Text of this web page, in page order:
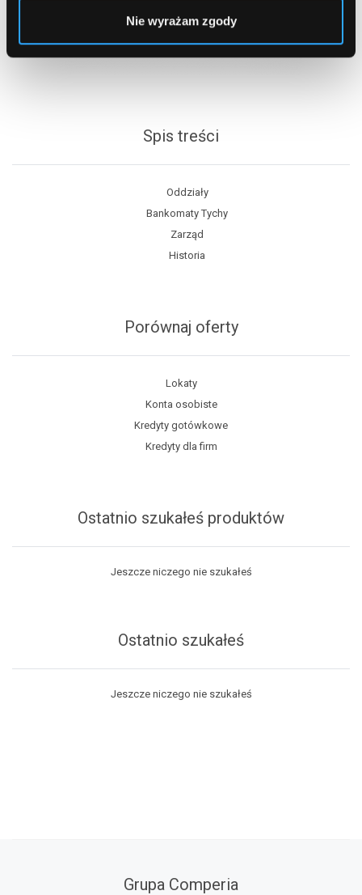
Nie wyrażam zgody
Spis treści
Oddziały
Bankomaty Tychy
Zarząd
Historia
Porównaj oferty
Lokaty
Konta osobiste
Kredyty gotówkowe
Kredyty dla firm
Ostatnio szukałeś produktów
Jeszcze niczego nie szukałeś
Ostatnio szukałeś
Jeszcze niczego nie szukałeś
Grupa Comperia